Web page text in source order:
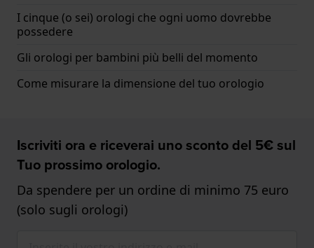
I cinque (o sei) orologi che ogni uomo dovrebbe
possedere
Gli orologi per bambini più belli del momento
Come misurare la dimensione del tuo orologio
Iscriviti ora e riceverai uno sconto del 5€ sul
Tuo prossimo orologio.
Da spendere per un ordine di minimo 75 euro
(solo sugli orologi)